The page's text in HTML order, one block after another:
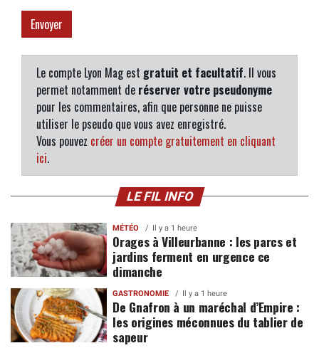
Le compte Lyon Mag est gratuit et facultatif. Il vous
permet notamment de réserver votre pseudonyme
pour les commentaires, afin que personne ne puisse
utiliser le pseudo que vous avez enregistré.
Vous pouvez créer un compte gratuitement en cliquant
ici.
LE FIL INFO
MÉTÉO Il y a 1 heure
Orages à Villeurbanne : les parcs et
jardins ferment en urgence ce
dimanche
GASTRONOMIE Il y a 1 heure
De Gnafron à un maréchal d’Empire :
les origines méconnues du tablier de
sapeur